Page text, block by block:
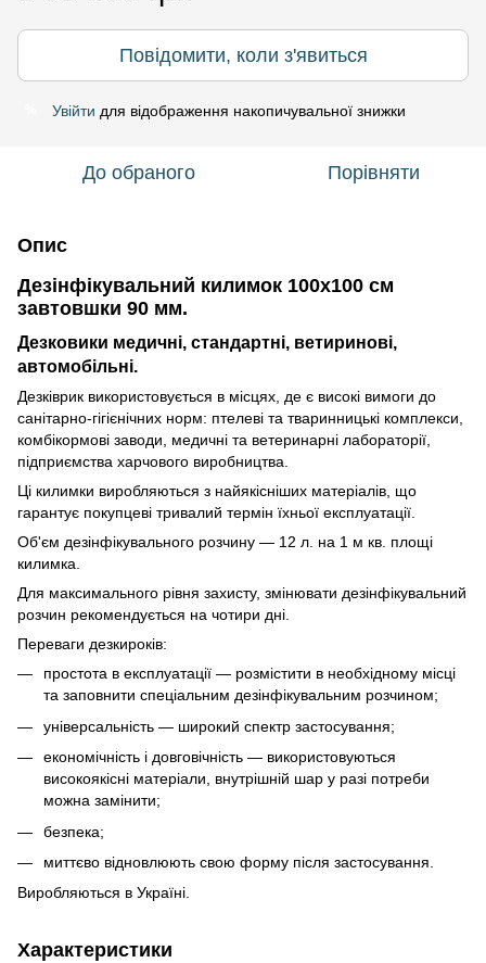
Повідомити, коли з'явиться
Увійти для відображення накопичувальної знижки
До обраного Порівняти
Опис
Дезінфікувальний килимок 100х100 см
завтовшки 90 мм.
Дезковики медичні, стандартні, ветиринові,
автомобільні.
Дезківрик використовується в місцях, де є високі вимоги до
санітарно-гігієнічних норм: птелеві та тваринницькі комплекси,
комбікормові заводи, медичні та ветеринарні лабораторії,
підприємства харчового виробництва.
Ці килимки виробляються з найякісніших матеріалів, що
гарантує покупцеві тривалий термін їхньої експлуатації.
Об'єм дезінфікувального розчину — 12 л. на 1 м кв. площі
килимка.
Для максимального рівня захисту, змінювати дезінфікувальний
розчин рекомендується на чотири дні.
Переваги дезкироків:
простота в експлуатації — розмістити в необхідному місці
та заповнити спеціальним дезінфікувальним розчином;
універсальність — широкий спектр застосування;
економічність і довговічність — використовуються
високоякісні матеріали, внутрішній шар у разі потреби
можна замінити;
безпека;
миттєво відновлюють свою форму після застосування.
Виробляються в Україні.
Характеристики